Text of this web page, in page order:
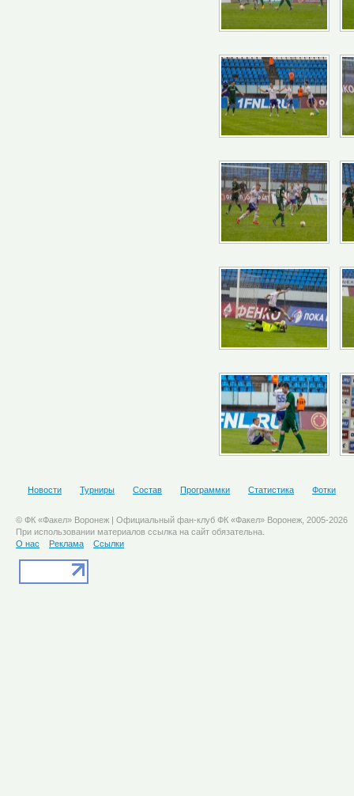
Новости Турниры Состав Программки Статистика Фотки
© ФК «Факел» Воронеж | Официальный фан-клуб ФК «Факел» Воронеж, 2005-2026
При использовании материалов ссылка на сайт обязательна.
О нас
Реклама Ссылки